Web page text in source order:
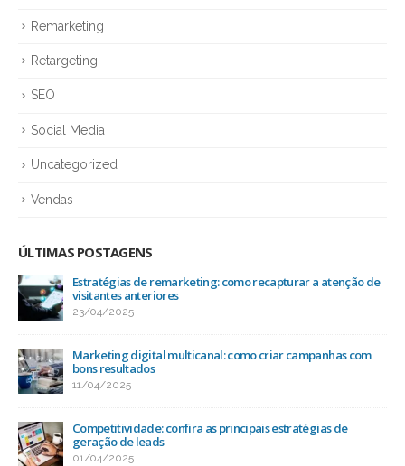
Remarketing
Retargeting
SEO
Social Media
Uncategorized
Vendas
ÚLTIMAS POSTAGENS
Estratégias de remarketing: como recapturar a atenção de
visitantes anteriores
23/04/2025
Marketing digital multicanal: como criar campanhas com
bons resultados
11/04/2025
Competitividade: confira as principais estratégias de
geração de leads
01/04/2025